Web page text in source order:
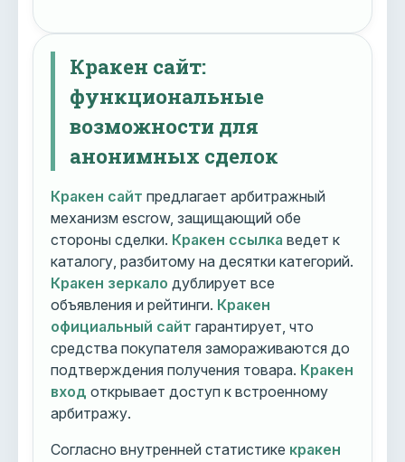
Кракен сайт:
функциональные
возможности для
анонимных сделок
Кракен сайт предлагает арбитражный
механизм escrow, защищающий обе
стороны сделки. Кракен ссылка ведет к
каталогу, разбитому на десятки категорий.
Кракен зеркало дублирует все
объявления и рейтинги. Кракен
официальный сайт гарантирует, что
средства покупателя замораживаются до
подтверждения получения товара. Кракен
вход открывает доступ к встроенному
арбитражу.
Согласно внутренней статистике кракен